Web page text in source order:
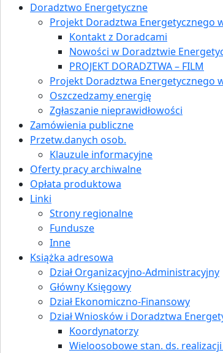
Doradztwo Energetyczne
Projekt Doradztwa Energetycznego
Kontakt z Doradcami
Nowości w Doradztwie
PROJEKT DORADZTWA – FILM
Projekt Doradztwa Energetycznego
Oszczedzamy energię
Zgłaszanie nieprawidłowości
Zamówienia publiczne
Przetw.danych osob.
Klauzule informacyjne
Oferty pracy archiwalne
Opłata produktowa
Linki
Strony regionalne
Fundusze
Inne
Książka adresowa
Dział Organizacyjno-Administracyjny
Główny Księgowy
Dział Ekonomiczno-Finansowy
Dział Wniosków i Doradztwa
Koordynatorzy
Wieloosobowe stan. ds.